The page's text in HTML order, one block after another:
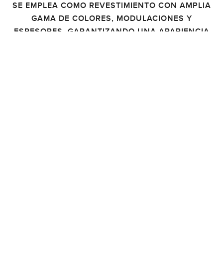
SE EMPLEA COMO REVESTIMIENTO CON AMPLIA
GAMA DE COLORES, MODULACIONES Y
ESPESORES, GARANTIZANDO UNA APARIENCIA